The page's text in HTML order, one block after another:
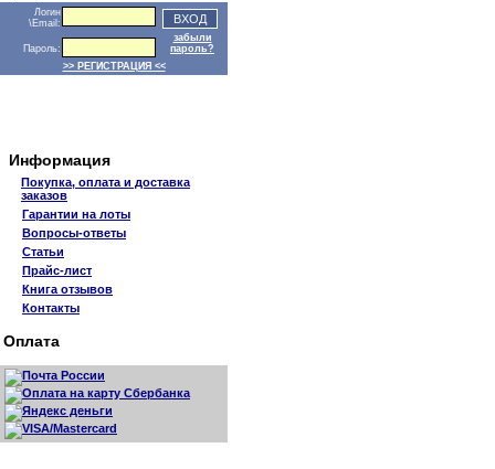
Логин
\Email:
Пароль:
забыли
пароль?
>> РЕГИСТРАЦИЯ <<
Информация
Покупка, оплата и доставка
заказов
Гарантии на лоты
Вопросы-ответы
Статьи
Прайс-лист
Книга отзывов
Контакты
Оплата